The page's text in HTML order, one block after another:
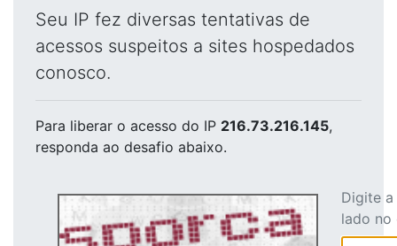
Seu IP fez diversas tentativas de
acessos suspeitos a sites hospedados
conosco.
Para liberar o acesso do IP 216.73.216.145,
responda ao desafio abaixo.
Digite
lado no